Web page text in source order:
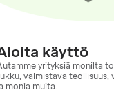
käyttö
yrityksiä monilta
valmistava teollisuus,
monia muita.